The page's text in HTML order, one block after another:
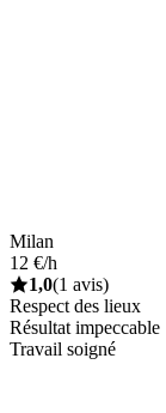
Milan
12 €/h
1,0(1 avis)
Respect des lieux
Résultat impeccable
Travail soigné